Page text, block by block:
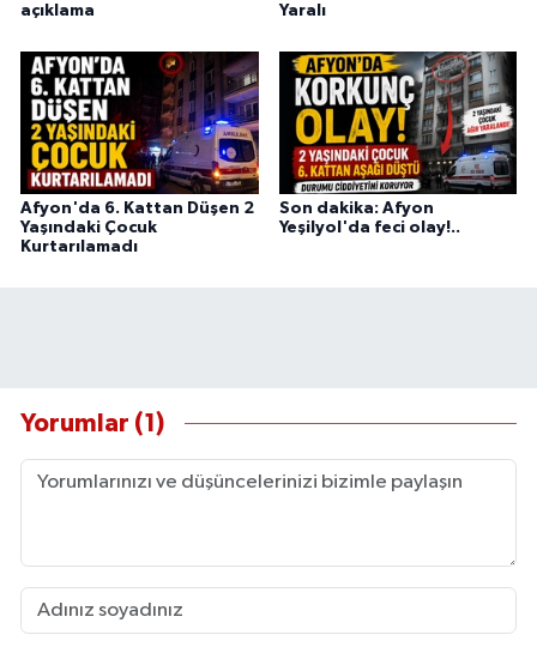
açıklama
Yaralı
Afyon'da 6. Kattan Düşen 2
Yaşındaki Çocuk
Kurtarılamadı
Son dakika: Afyon
Yeşilyol'da feci olay!..
Yorumlar (1)